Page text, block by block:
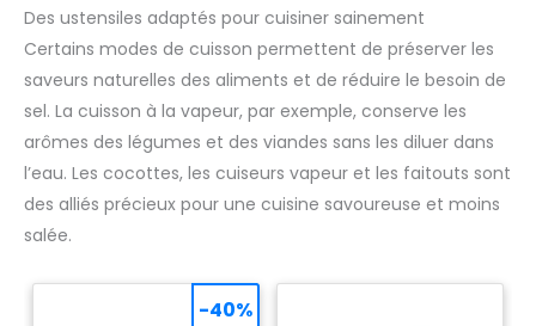
Des ustensiles adaptés pour cuisiner sainement
Certains modes de cuisson permettent de préserver les
saveurs naturelles des aliments et de réduire le besoin de
sel. La cuisson à la vapeur, par exemple, conserve les
arômes des légumes et des viandes sans les diluer dans
l’eau. Les cocottes, les cuiseurs vapeur et les faitouts sont
des alliés précieux pour une cuisine savoureuse et moins
salée.
-40%